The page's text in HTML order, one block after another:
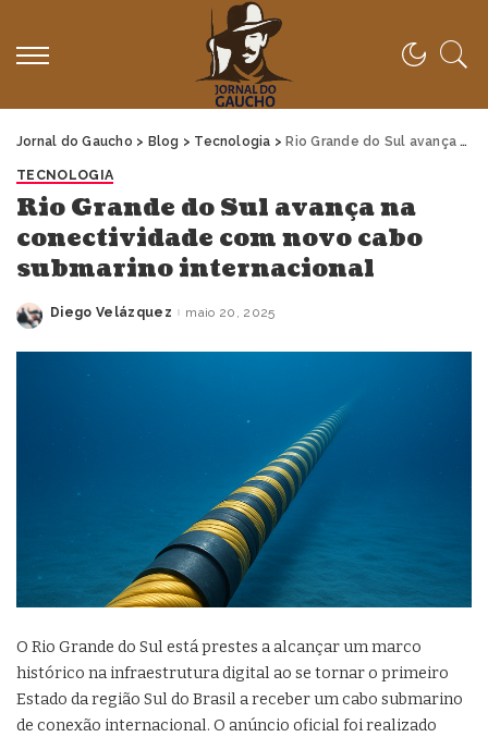
Jornal do Gaucho > Blog > Tecnologia > Rio Grande do Sul avança na conectividade com novo cabo submarino internacional
TECNOLOGIA
Rio Grande do Sul avança na
conectividade com novo cabo
submarino internacional
Posted
Diego Velázquez maio 20, 2025
O Rio Grande do Sul está prestes a alcançar um marco
histórico na infraestrutura digital ao se tornar o primeiro
Estado da região Sul do Brasil a receber um cabo submarino
de conexão internacional. O anúncio oficial foi realizado